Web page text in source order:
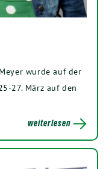
wurde auf der
27. März auf den
weiterlesen